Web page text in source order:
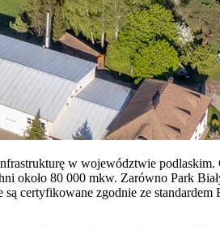
w województwie podlaskim.
około 80 000 mkw. Zarówno Park
są certyfikowane zgodnie ze